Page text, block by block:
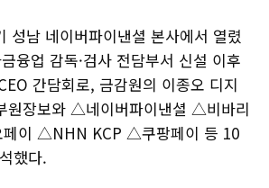
성남 네이버파이낸셜 본사에서 열렸
융업 감독·검사 전담부서 신설 이후
간담회로, 금감원의 이종오 디지
원장보와 △네이버파이낸셜 △비바리
이 △NHN KCP △쿠팡페이 등 10
했다.